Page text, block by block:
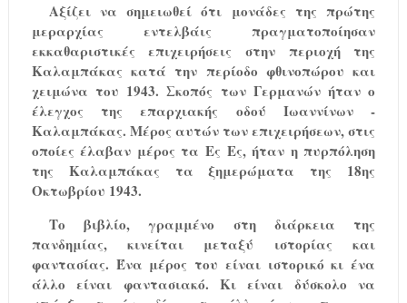
Αξίζει να σημειωθεί ότι μονάδες της πρώτης
μεραρχίας εντελβάις πραγματοποίησαν
εκκαθαριστικές επιχειρήσεις στην περιοχή της
Καλαμπάκας κατά την περίοδο φθινοπώρου και
χειμώνα του 1943. Σκοπός των Γερμανών ήταν ο
έλεγχος της επαρχιακής οδού Ιωαννίνων -
Καλαμπάκας. Μέρος αυτών των επιχειρήσεων, στις
οποίες έλαβαν μέρος τα Ες Ες, ήταν η πυρπόληση
της Καλαμπάκας τα ξημερώματα της 18ης
Οκτωβρίου 1943.
Το βιβλίο, γραμμένο στη διάρκεια της
πανδημίας, κινείται μεταξύ ιστορίας και
φαντασίας. Ένα μέρος του είναι ιστορικό κι ένα
άλλο είναι φαντασιακό. Κι είναι δύσκολο να